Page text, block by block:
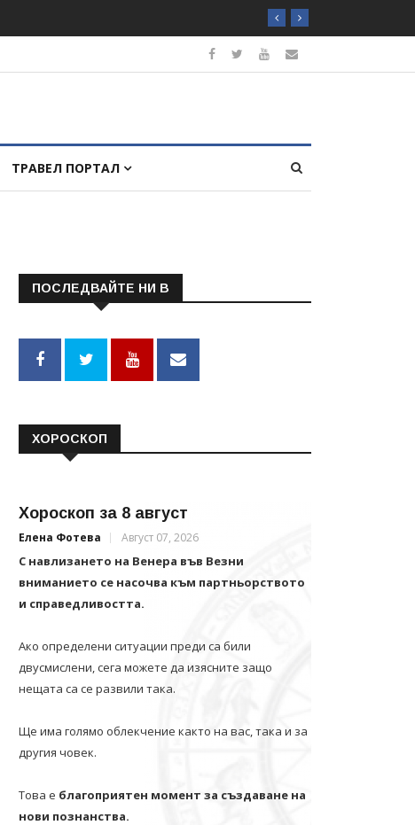
ТРАВЕЛ ПОРТАЛ
ПОСЛЕДВАЙТЕ НИ В
ХОРОСКОП
Хороскоп за 8 август
Елена Фотева Август 07, 2026
С навлизането на Венера във Везни
вниманието се насочва към партньорството
и справедливостта.
Ако определени ситуации преди са били
двусмислени, сега можете да изясните защо
нещата са се развили така.
Ще има голямо облекчение както на вас, така и за
другия човек.
Това е благоприятен момент за създаване на
нови познанства.